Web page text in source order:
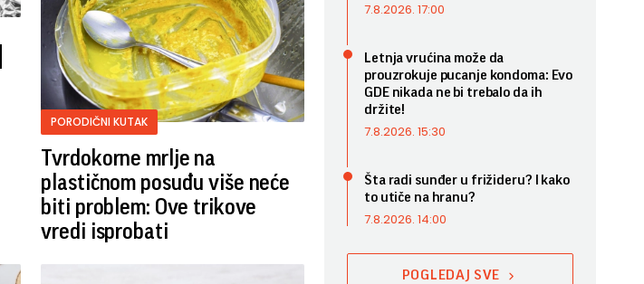
PORODIČNI KUTAK
Tvrdokorne mrlje na
plastičnom posuđu više neće
biti problem: Ove trikove
vredi isprobati
7.8.2026. 17:00
Letnja vrućina može da
prouzrokuje pucanje kondoma: Evo
GDE nikada ne bi trebalo da ih
držite!
7.8.2026. 15:30
Šta radi sunđer u frižideru? I kako
to utiče na hranu?
7.8.2026. 14:00
POGLEDAJ SVE